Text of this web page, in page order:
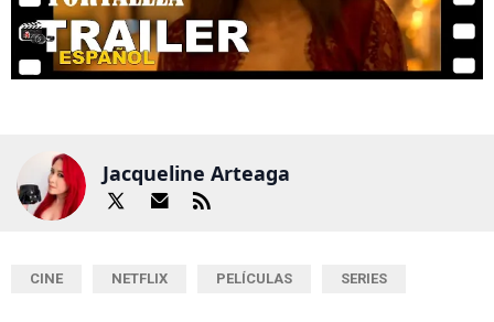
Jacqueline Arteaga
CINE NETFLIX PELÍCULAS SERIES